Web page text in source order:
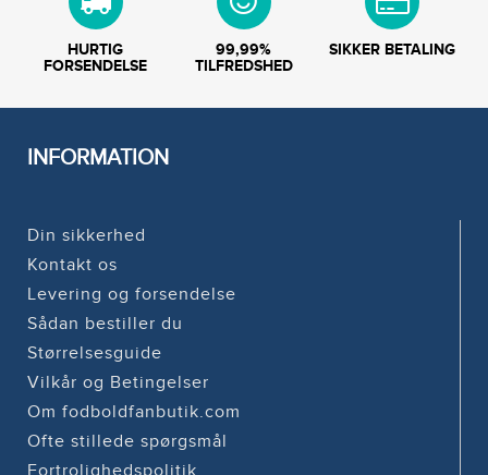
HURTIG
FORSENDELSE
99,99%
TILFREDSHED
SIKKER BETALING
INFORMATION
Din sikkerhed
Kontakt os
Levering og forsendelse
Sådan bestiller du
Størrelsesguide
Vilkår og Betingelser
Om fodboldfanbutik.com
Ofte stillede spørgsmål
Fortrolighedspolitik